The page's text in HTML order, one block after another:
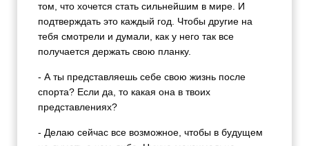
том, что хочется стать сильнейшим в мире. И
подтверждать это каждый год. Чтобы другие на
тебя смотрели и думали, как у него так все
получается держать свою планку.
- А ты представляешь себе свою жизнь после
спорта? Если да, то какая она в твоих
представлениях?
- Делаю сейчас все возможное, чтобы в будущем